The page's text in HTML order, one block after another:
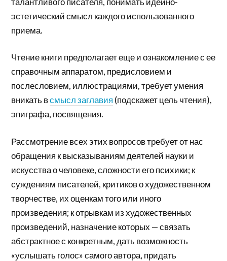
эстетический смысл каждого использованного
приема.
Чтение книги предполагает еще и ознакомление с ее
справочным аппаратом, предисловием и
послесловием, иллюстрациями, требует умения
вникать всмысл заглавия (подскажет цель чтения),
эпиграфа, посвящения.
Рассмотрение всех этих вопросов требует от нас
обращения к высказываниям деятелей науки и
искусства о человеке, сложности его психики; к
суждениям писателей, критиков о художественном
творчестве, их оценкам того или иного
произведения; к отрывкам из художественных
произведений, назначение которых — связать
абстрактное с конкретным, дать возможность
«услышать голос» самого автора, придать